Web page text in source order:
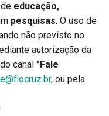
educação,
pesquisas. O uso de
não previsto no
autorização da
canal "Fale
, ou pela